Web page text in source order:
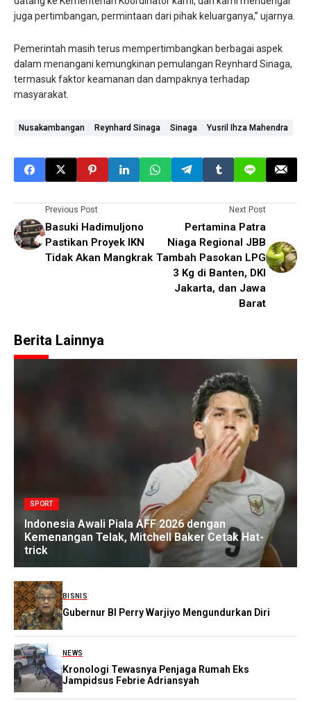
juga pertimbangan, permintaan dari pihak keluarganya,” ujarnya.
Pemerintah masih terus mempertimbangkan berbagai aspek
dalam menangani kemungkinan pemulangan Reynhard Sinaga,
termasuk faktor keamanan dan dampaknya terhadap
masyarakat.
Nusakambangan Reynhard Sinaga Sinaga Yusril Ihza Mahendra
Previous Post
Basuki Hadimuljono
Pastikan Proyek IKN
Tidak Akan Mangkrak
Next Post
Pertamina Patra
Niaga Regional JBB
Tambah Pasokan LPG
3 Kg di Banten, DKI
Jakarta, dan Jawa
Barat
Berita Lainnya
SPORT
Indonesia Awali Piala AFF 2026 dengan
Kemenangan Telak, Mitchell Baker Cetak Hat-
trick
BISNIS
Gubernur BI Perry Warjiyo Mengundurkan Diri
NEWS
Kronologi Tewasnya Penjaga Rumah Eks
Jampidsus Febrie Adriansyah